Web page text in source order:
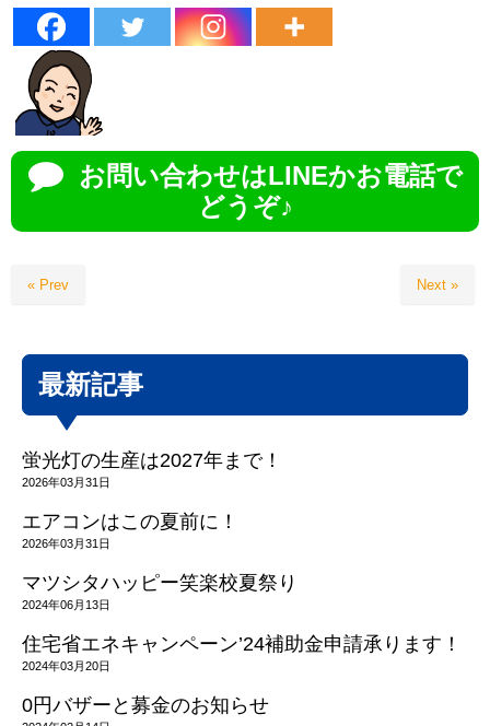
お問い合わせはLINEかお電話で
どうぞ♪
« Prev Next »
最新記事
蛍光灯の生産は2027年まで！
2026年03月31日
エアコンはこの夏前に！
2026年03月31日
マツシタハッピー笑楽校夏祭り
2024年06月13日
住宅省エネキャンペーン’24補助金申請承ります！
2024年03月20日
0円バザーと募金のお知らせ